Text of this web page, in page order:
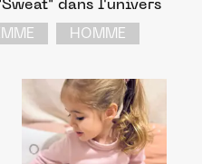
dans l'univers
HOMME